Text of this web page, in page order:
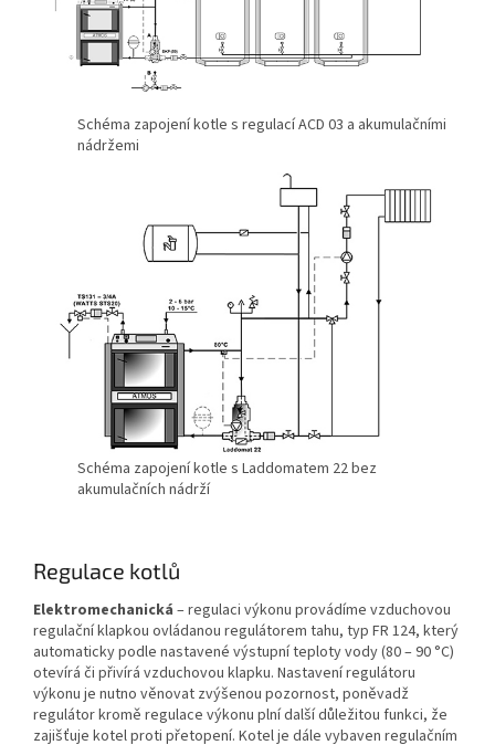
Schéma zapojení kotle s regulací ACD 03 a akumulačními
nádržemi
Schéma zapojení kotle s Laddomatem 22 bez
akumulačních nádrží
Regulace kotlů
Elektromechanická – regulaci výkonu provádíme vzduchovou
regulační klapkou ovládanou regulátorem tahu, typ FR 124, který
automaticky podle nastavené výstupní teploty vody (80 – 90 °C)
otevírá či přivírá vzduchovou klapku. Nastavení regulátoru
výkonu je nutno věnovat zvýšenou pozornost, poněvadž
regulátor kromě regulace výkonu plní další důležitou funkci, že
zajišťuje kotel proti přetopení. Kotel je dále vybaven regulačním